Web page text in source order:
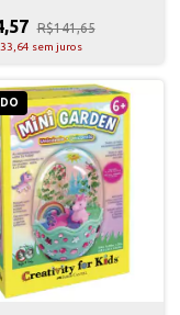
R$141,65
sem juros